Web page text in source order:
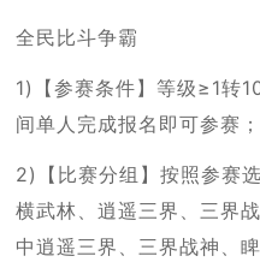
全民比斗争霸
1)【参赛条件】等级≥1转
间单人完成报名即可参赛；
2)【比赛分组】按照参赛
横武林、逍遥三界、三界
中逍遥三界、三界战神、